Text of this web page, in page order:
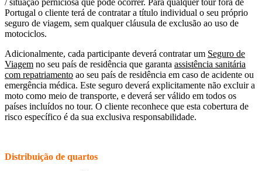
/ situação perniciosa que pode ocorrer. Para qualquer tour fora de
Portugal o cliente terá de contratar a título individual o seu próprio
seguro de viagem, sem qualquer cláusula de exclusão ao uso de
motociclos.
Adicionalmente, cada participante deverá contratar um Seguro de
Viagem no seu país de residência que garanta assistência sanitária
com repatriamento ao seu país de residência em caso de acidente ou
emergência médica. Este seguro deverá explicitamente não excluir a
moto como meio de transporte, e deverá ser válido em todos os
países incluídos no tour. O cliente reconhece que esta cobertura de
risco específico é da sua exclusiva responsabilidade.
Distribuição de quartos